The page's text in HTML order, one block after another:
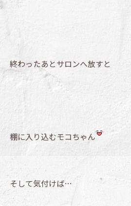
終わったあとサロンへ放すと
棚に入り込むモコちゃん
そして気付けば…